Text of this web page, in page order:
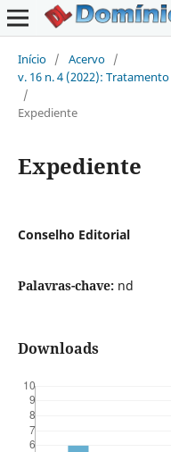
Início / Acervo /
v. 16 n. 4 (2022):
/
Expediente
Expediente
Conselho Editorial
Palavras-chave: nd
Downloads